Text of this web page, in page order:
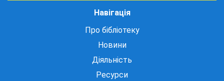
Навігація
Про бібліотеку
Новини
Діяльність
Ресурси